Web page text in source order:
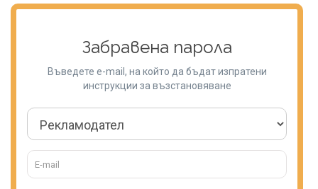
Забравена парола
Въведете e-mail, на който да бъдат изпратени
инструкции за възстановяване